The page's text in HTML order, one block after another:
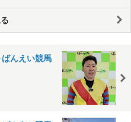
んえい競馬